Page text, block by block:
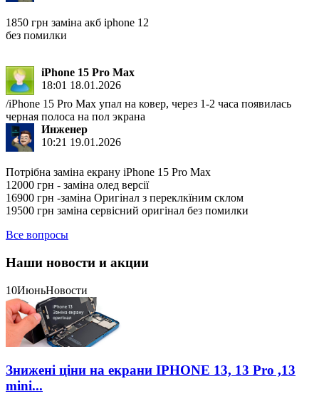
1850 грн заміна акб iphone 12
без помилки
iPhone 15 Pro Max
18:01 18.01.2026
/iPhone 15 Pro Max упал на ковер, через 1-2 часа появилась
черная полоса на пол экрана
Инженер
10:21 19.01.2026
Потрібна заміна екрану iPhone 15 Pro Max
12000 грн - заміна олед версії
16900 грн -заміна Оригінал з переклкїним склом
19500 грн заміна сервісний оригінал без помилки
Все вопросы
Наши новости и акции
10ИюньНовости
Знижені ціни на екрани IPHONE 13, 13 Pro ,13
mini...